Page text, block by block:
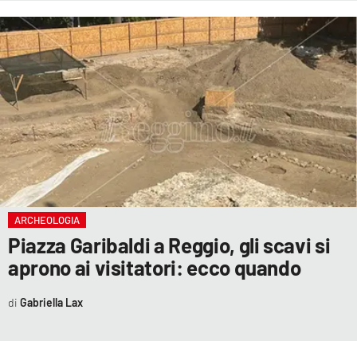
ARCHEOLOGIA
Piazza Garibaldi a Reggio, gli scavi si
aprono ai visitatori: ecco quando
Gabriella Lax